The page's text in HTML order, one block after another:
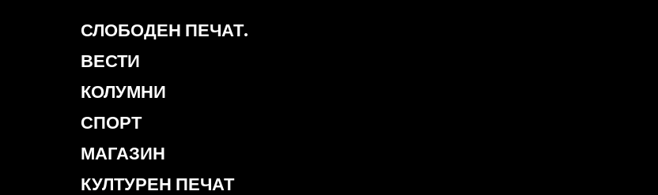
СЛОБОДЕН ПЕЧАТ.
ВЕСТИ
КОЛУМНИ
СПОРТ
МАГАЗИН
КУЛТУРЕН ПЕЧАТ